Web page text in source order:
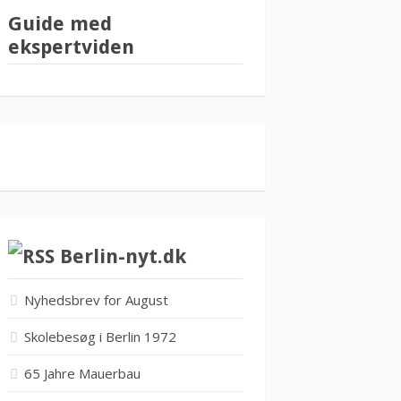
Guide med
ekspertviden
Berlin-nyt.dk
Nyhedsbrev for August
Skolebesøg i Berlin 1972
65 Jahre Mauerbau